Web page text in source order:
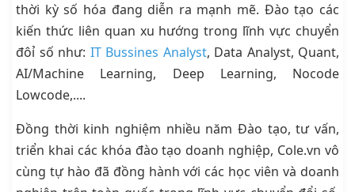
thời kỳ số hóa đang diễn ra mạnh mẽ. Đào tạo các
kiến thức liên quan xu hướng trong lĩnh vực chuyển
đôỉ số như: IT Bussines Analyst, Data Analyst, Quant,
AI/Machine Learning, Deep Learning, Nocode
Lowcode,....
Đồng thời kinh nghiệm nhiều năm Đào tạo, tư vấn,
triển khai các khóa đào tạo doanh nghiệp, Cole.vn vô
cùng tự hào đã đồng hành với các học viên và doanh